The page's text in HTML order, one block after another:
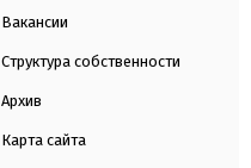
Вакансии
Структура собственности
Архив
Карта сайта